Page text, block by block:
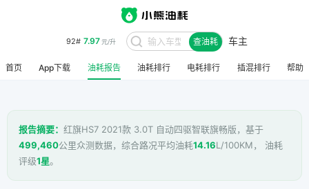
92# 7.97元/升 查油耗 车主
首页 App下载 油耗报告 油耗排行 电耗排行 插混排行 帮助
报告摘要： 红旗HS7 2021款 3.0T 自动四驱智联旗畅版，基于
499,460公里众测数据，综合路况平均油耗14.16L/100KM， 油耗
评级1星。